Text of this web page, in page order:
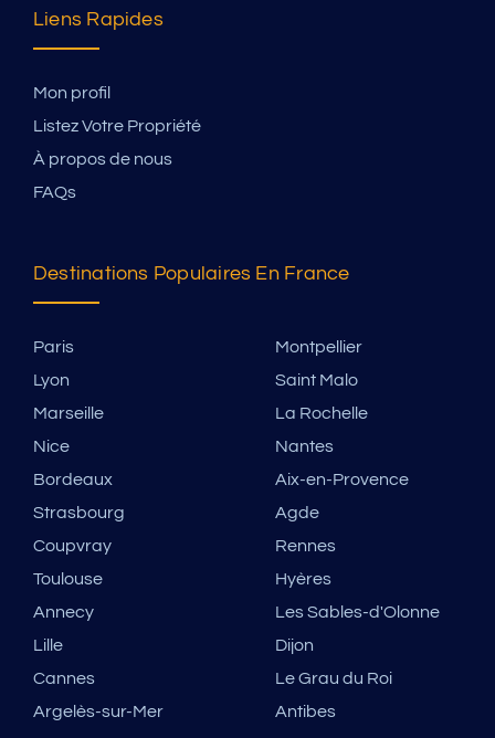
Liens Rapides
Mon profil
Listez Votre Propriété
À propos de nous
FAQs
Destinations Populaires En France
Paris
Lyon
Marseille
Nice
Bordeaux
Strasbourg
Coupvray
Toulouse
Annecy
Lille
Cannes
Argelès-sur-Mer
Montpellier
Saint Malo
La Rochelle
Nantes
Aix-en-Provence
Agde
Rennes
Hyères
Les Sables-d'Olonne
Dijon
Le Grau du Roi
Antibes